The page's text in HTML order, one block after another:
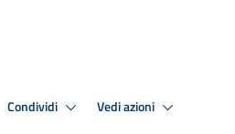
Condividi Vedi azioni